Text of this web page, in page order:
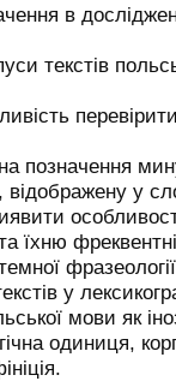
в
текстів
позначення
відображену у
їхню
у
мови як
одиниця,